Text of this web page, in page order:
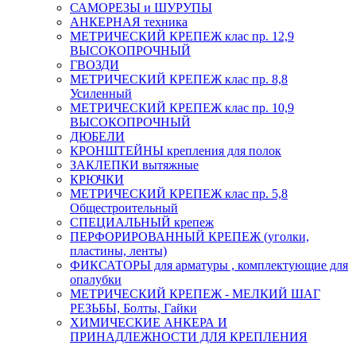
САМОРЕЗЫ и ШУРУПЫ
АНКЕРНАЯ техника
МЕТРИЧЕСКИЙ КРЕПЕЖ клас пр. 12,9
ВЫСОКОПРОЧНЫЙ
ГВОЗДИ
МЕТРИЧЕСКИЙ КРЕПЕЖ клас пр. 8,8
Усиленный
МЕТРИЧЕСКИЙ КРЕПЕЖ клас пр. 10,9
ВЫСОКОПРОЧНЫЙ
ДЮБЕЛИ
КРОНШТЕЙНЫ крепления для полок
ЗАКЛЕПКИ вытяжные
КРЮЧКИ
МЕТРИЧЕСКИЙ КРЕПЕЖ клас пр. 5,8
Общестроительный
СПЕЦИАЛЬНЫЙ крепеж
ПЕРФОРИРОВАННЫЙ КРЕПЕЖ (уголки,
пластины, ленты)
ФИКСАТОРЫ для арматуры , комплектующие для
опалубки
МЕТРИЧЕСКИЙ КРЕПЕЖ - МЕЛКИЙ ШАГ
РЕЗЬБЫ, Болты, Гайки
ХИМИЧЕСКИЕ АНКЕРА И
ПРИНАДЛЕЖНОСТИ ДЛЯ КРЕПЛЕНИЯ